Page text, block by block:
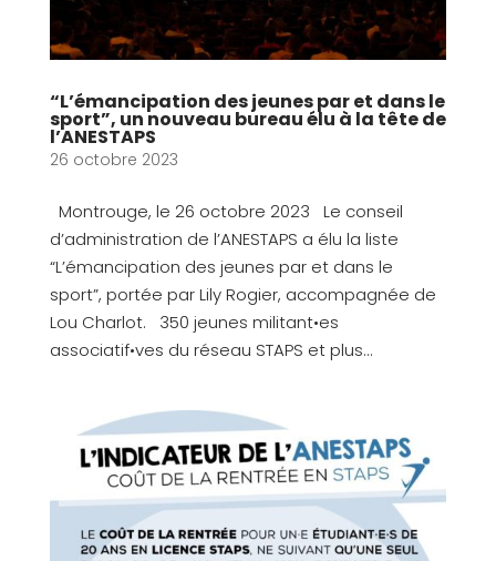
“L’émancipation des jeunes par et dans le
sport”, un nouveau bureau élu à la tête de
l’ANESTAPS
26 octobre 2023
Montrouge, le 26 octobre 2023 Le conseil
d’administration de l’ANESTAPS a élu la liste
“L’émancipation des jeunes par et dans le
sport”, portée par Lily Rogier, accompagnée de
Lou Charlot. 350 jeunes militant•es
associatif•ves du réseau STAPS et plus...